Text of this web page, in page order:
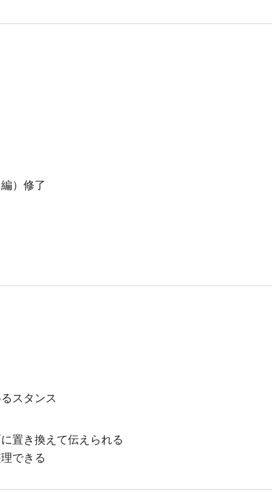
）修了
スタンス
置き換えて伝えられる
できる